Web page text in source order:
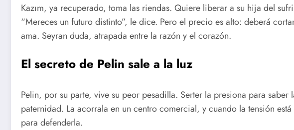
Kazım, ya recuperado, toma las riendas. Quiere liberar a su hija del
“Mereces un futuro distinto”, le dice. Pero el precio es alto: deberá
ama. Seyran duda, atrapada entre la razón y el corazón.
El secreto de Pelin sale a la luz
Pelin, por su parte, vive su peor pesadilla. Serter la presiona para
paternidad. La acorrala en un centro comercial, y cuando la tensión
para defenderla.